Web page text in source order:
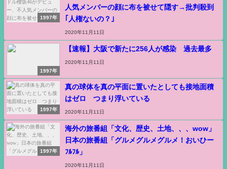
1997年
人気メンバーの顔に布を被せて隠す→批判殺到
｢人権ないの？｣
2020年11月11日
1997年
【速報】大阪で新たに256人が感染 過去最多
2020年11月11日
1997年
真の球体を真の平面に置いたとしても接地面積
はゼロ つまり浮いている
2020年11月11日
1997年
海外の旅番組「文化、歴史、土地、、、wow」
日本の旅番組「グルメグルメグルメ！おいひー
ﾌﾙﾌﾙ」
2020年11月11日